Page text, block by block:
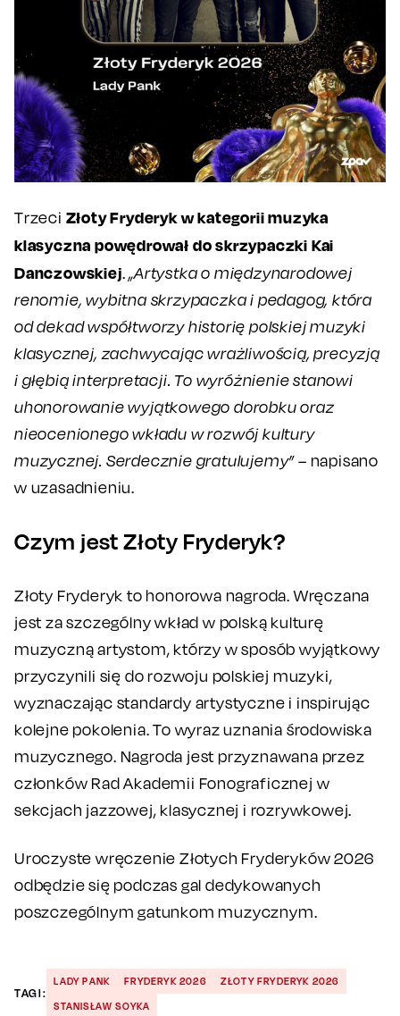
Trzeci Złoty Fryderyk w kategorii muzyka
klasyczna powędrował do skrzypaczki Kai
Danczowskiej.„Artystka o międzynarodowej
renomie, wybitna skrzypaczka i pedagog, która
od dekad współtworzy historię polskiej muzyki
klasycznej, zachwycając wrażliwością, precyzją
i głębią interpretacji. To wyróżnienie stanowi
uhonorowanie wyjątkowego dorobku oraz
nieocenionego wkładu w rozwój kultury
muzycznej. Serdecznie gratulujemy”– napisano
w uzasadnieniu.
Czym jest Złoty Fryderyk?
Złoty Fryderyk to honorowa nagroda. Wręczana
jest za szczególny wkład w polską kulturę
muzyczną artystom, którzy w sposób wyjątkowy
przyczynili się do rozwoju polskiej muzyki,
wyznaczając standardy artystyczne i inspirując
kolejne pokolenia. To wyraz uznania środowiska
muzycznego. Nagroda jest przyznawana przez
członków Rad Akademii Fonograficznej w
sekcjach jazzowej, klasycznej i rozrywkowej.
Uroczyste wręczenie Złotych Fryderyków 2026
odbędzie się podczas gal dedykowanych
poszczególnym gatunkom muzycznym.
TAGI:
LADY PANK FRYDERYK 2026
ZŁOTY FRYDERYK 2026
STANISŁAW SOYKA